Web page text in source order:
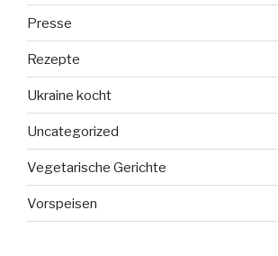
Presse
Rezepte
Ukraine kocht
Uncategorized
Vegetarische Gerichte
Vorspeisen